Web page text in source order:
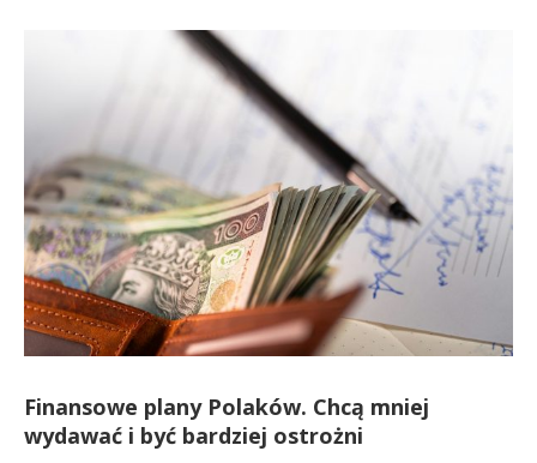
Finansowe plany Polaków. Chcą mniej
wydawać i być bardziej ostrożni